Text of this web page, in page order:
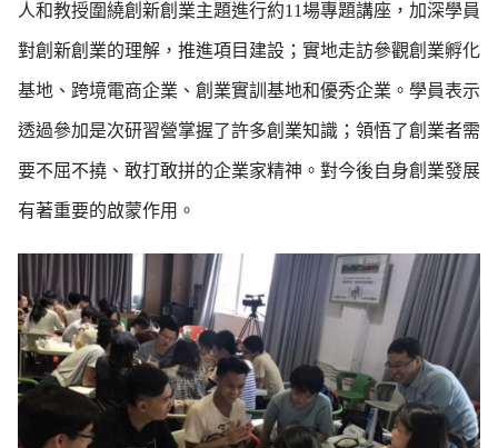
人和教授圍繞創新創業主題進行約11場專題講座，加深學員
對創新創業的理解，推進項目建設；實地走訪參觀創業孵化
基地、跨境電商企業、創業實訓基地和優秀企業。學員表示
透過參加是次研習營掌握了許多創業知識；領悟了創業者需
要不屈不撓、敢打敢拼的企業家精神。對今後自身創業發展
有著重要的啟蒙作用。